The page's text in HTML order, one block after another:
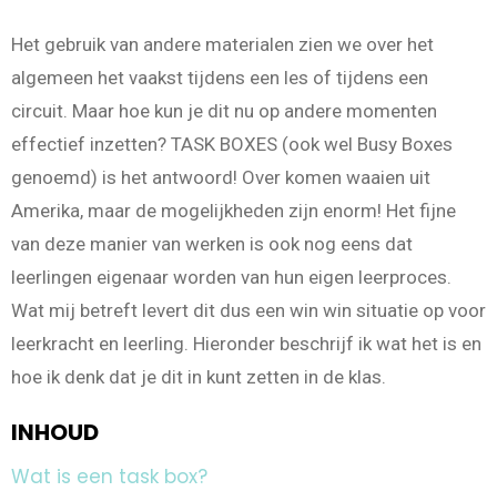
Het gebruik van andere materialen zien we over het
algemeen het vaakst tijdens een les of tijdens een
circuit. Maar hoe kun je dit nu op andere momenten
effectief inzetten? TASK BOXES (ook wel Busy Boxes
genoemd) is het antwoord! Over komen waaien uit
Amerika, maar de mogelijkheden zijn enorm! Het fijne
van deze manier van werken is ook nog eens dat
leerlingen eigenaar worden van hun eigen leerproces.
Wat mij betreft levert dit dus een win win situatie op voor
leerkracht en leerling. Hieronder beschrijf ik wat het is en
hoe ik denk dat je dit in kunt zetten in de klas.
INHOUD
Wat is een task box?